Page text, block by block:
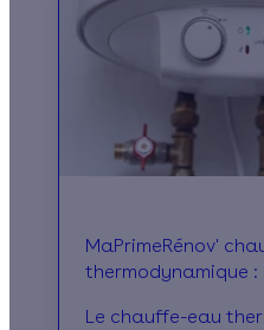
MaPrimeRénov'
thermodynamique
Le chauffe-eau